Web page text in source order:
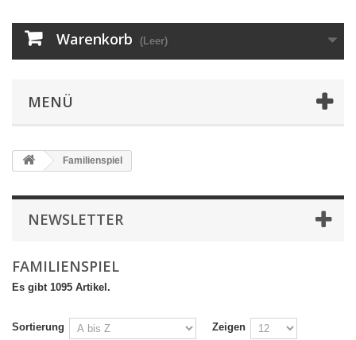
Warenkorb (Leer)
MENÜ
Familienspiel
NEWSLETTER
FAMILIENSPIEL
Es gibt 1095 Artikel.
Sortierung
Zeigen